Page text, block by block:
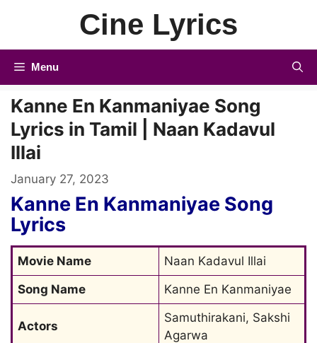
Cine Lyrics
Menu
Kanne En Kanmaniyae Song
Lyrics in Tamil | Naan Kadavul
Illai
January 27, 2023
Kanne En Kanmaniyae Song
Lyrics
Movie Name
Naan Kadavul Illai
Song Name
Kanne En Kanmaniyae
Actors
Samuthirakani, Sakshi
Agarwa